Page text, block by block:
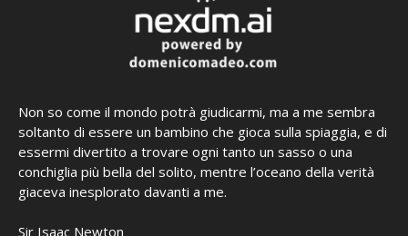
Non so come il mondo potrà giudicarmi, ma a me sembra
soltanto di essere un bambino che gioca sulla spiaggia, e di
essermi divertito a trovare ogni tanto un sasso o una
conchiglia più bella del solito, mentre l’oceano della verità
giaceva inesplorato davanti a me.
Sir Isaac Newton